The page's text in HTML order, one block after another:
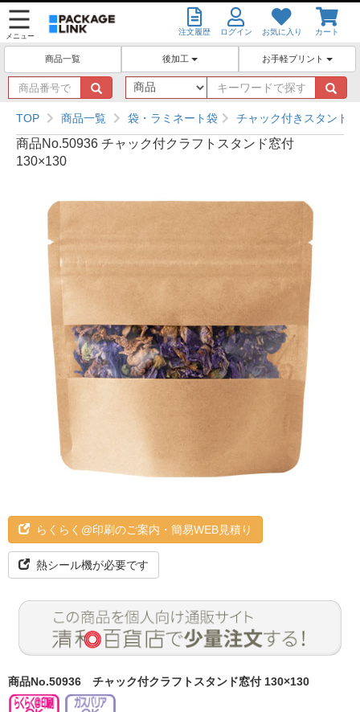
メニュー 注文履歴 ログイン お気に入り カート
商品一覧 後加工 お手軽プリント
商
品
番
号
で
探
キ
ー
ワ
ー
ド
TOP 商品一覧 袋・ラミネート袋 チャック付きスタンド
商品No.50936 チャック付クラフトスタンド窓付
130×130
らくらく@印刷のご案内・簡易WEB見積り
熱シール機が必要です
商品No.50936 チャック付クラフトスタンド窓付 130×130